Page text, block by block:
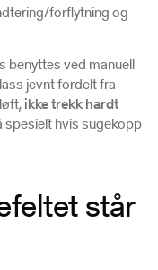
forflytning og
benyttes ved manuell
jevnt fordelt fra
ikke trekk hardt
hvis sugekopp
står